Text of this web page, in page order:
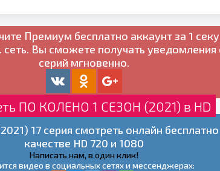
Премиум бесплатно аккаунт за 1
сеть. Вы сможете получать
серий мгновенно.
ПО КОЛЕНО 1 СЕЗОН (2021) в HD
17 серия смотреть онлайн
качестве HD 720 и 1080
Написать нам, в один клик!
видео в социальных сетях и мессенджерах: